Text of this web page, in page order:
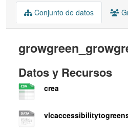
Conjunto de datos
Datos y Recursos
crea